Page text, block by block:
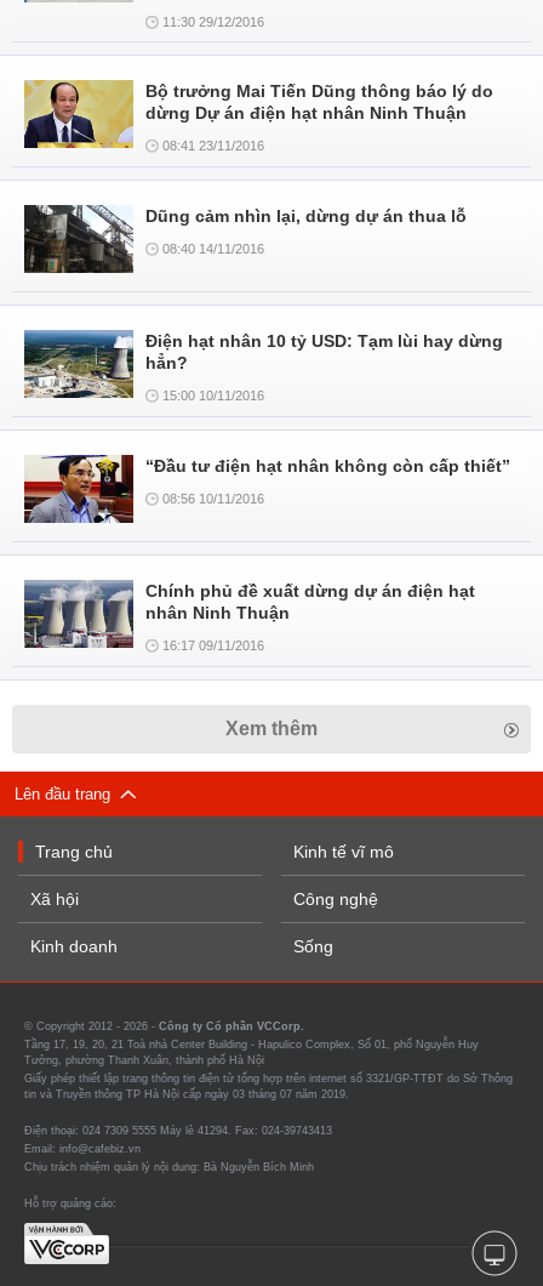
11:30 29/12/2016
Bộ trưởng Mai Tiến Dũng thông báo lý do
dừng Dự án điện hạt nhân Ninh Thuận
08:41 23/11/2016
Dũng cảm nhìn lại, dừng dự án thua lỗ
08:40 14/11/2016
Điện hạt nhân 10 tỷ USD: Tạm lùi hay dừng
hẳn?
15:00 10/11/2016
“Đầu tư điện hạt nhân không còn cấp thiết”
08:56 10/11/2016
Chính phủ đề xuất dừng dự án điện hạt
nhân Ninh Thuận
16:17 09/11/2016
Xem thêm
Lên đầu trang
Trang chủ
Xã hội
Kinh doanh
Kinh tế vĩ mô
Công nghệ
Sống
© Copyright 2012 - 2026 - Công ty Cổ phần VCCorp.
Tầng 17, 19, 20, 21 Toà nhà Center Building - Hapulico Complex, Số 01, phố Nguyễn Huy
Tưởng, phường Thanh Xuân, thành phố Hà Nội
Giấy phép thiết lập trang thông tin điện tử tổng hợp trên internet số 3321/GP-TTĐT do Sở Thông
tin và Truyền thông TP Hà Nội cấp ngày 03 tháng 07 năm 2019.
Điện thoại: 024 7309 5555 Máy lẻ 41294. Fax: 024-39743413
Email: info@cafebiz.vn
Chịu trách nhiệm quản lý nội dung: Bà Nguyễn Bích Minh
Hỗ trợ quảng cáo: